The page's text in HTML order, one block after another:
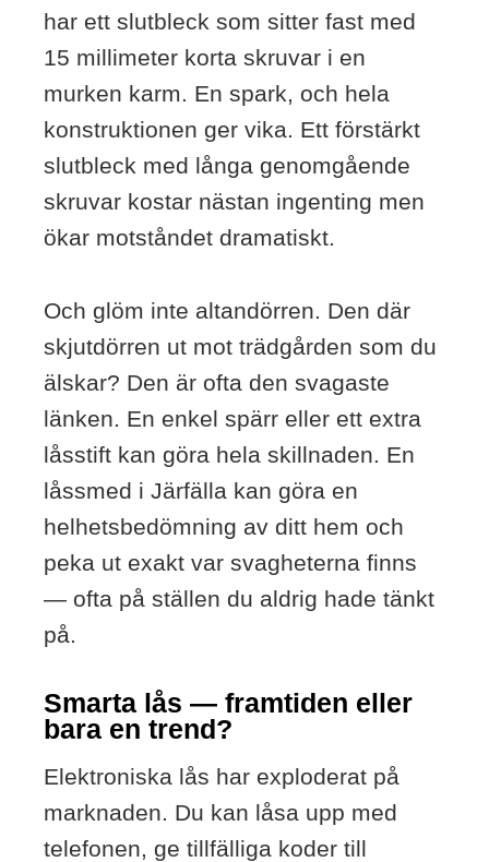
har ett slutbleck som sitter fast med
15 millimeter korta skruvar i en
murken karm. En spark, och hela
konstruktionen ger vika. Ett förstärkt
slutbleck med långa genomgående
skruvar kostar nästan ingenting men
ökar motståndet dramatiskt.
Och glöm inte altandörren. Den där
skjutdörren ut mot trädgården som du
älskar? Den är ofta den svagaste
länken. En enkel spärr eller ett extra
låsstift kan göra hela skillnaden. En
låssmed i Järfälla kan göra en
helhetsbedömning av ditt hem och
peka ut exakt var svagheterna finns
— ofta på ställen du aldrig hade tänkt
på.
Smarta lås — framtiden eller
bara en trend?
Elektroniska lås har exploderat på
marknaden. Du kan låsa upp med
telefonen, ge tillfälliga koder till